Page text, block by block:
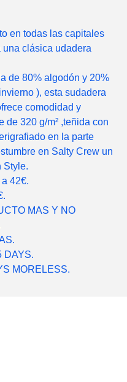
en todas las capitales
clásica udadera
de 80% algodón y 20%
), esta sudadera
comodidad y
de 320 g/m² ,teñida con
en la parte
en Salty Crew un
Style.
42€.
MAS Y NO
DAYS.
MORELESS.